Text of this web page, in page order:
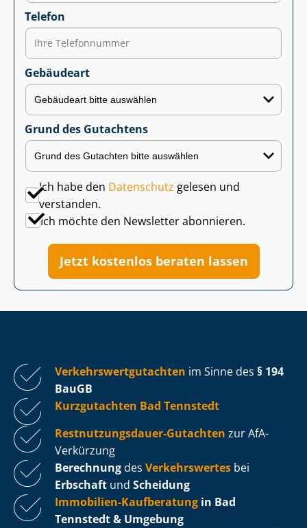
Telefon
Gebäudeart
Grund des Gutachtens
Ich habe den Datenschutz gelesen und
verstanden.
Ich möchte den Newsletter abonnieren.
Jetzt kostenlos beraten lassen
Ver­kehrs­wert­gut­ach­ten im Sinne des § 194
BauGB
Kurzgutachten Bad Tennstedt
Rest­nut­zungs­dau­er-Gutachten zur AfA-
Verkürzung
Berechnung des Verkehrswertes bei
Erbschaft und Scheidung
Immobilien-Kaufberatung in Bad
Tennstedt & Umgebung